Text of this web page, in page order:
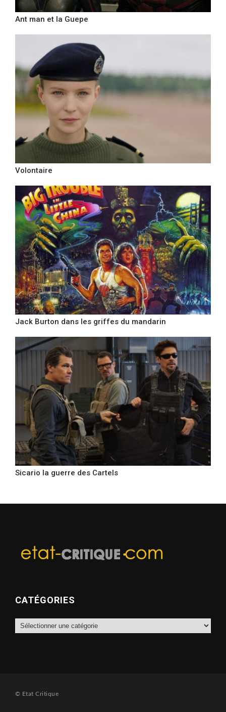
Ant man et la Guepe
Volontaire
Jack Burton dans les griffes du mandarin
Sicario la guerre des Cartels
CATÉGORIES
Catégories
© Etat Critique